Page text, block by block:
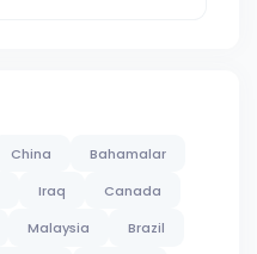
China
Bahamalar
Iraq
Canada
Malaysia
Brazil